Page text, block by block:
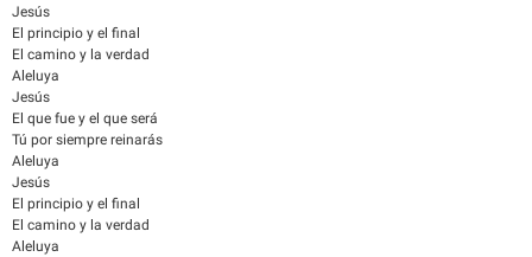
Jesús
El principio y el final
El camino y la verdad
Aleluya
Jesús
El que fue y el que será
Tú por siempre reinarás
Aleluya
Jesús
El principio y el final
El camino y la verdad
Aleluya